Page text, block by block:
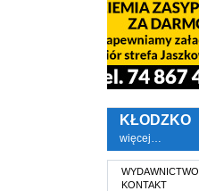
KŁODZKO
więcej…
WYDAWNICTWO
KONTAKT